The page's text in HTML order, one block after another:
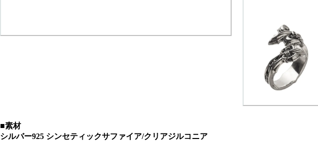
■素材
シルバー925 シンセティックサファイア/クリアジルコニア